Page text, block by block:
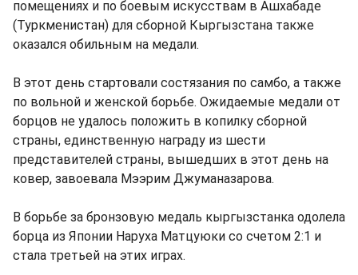
помещениях и по боевым искусствам в Ашхабаде
(Туркменистан) для сборной Кыргызстана также
оказался обильным на медали.
В этот день стартовали состязания по самбо, а также
по вольной и женской борьбе. Ожидаемые медали от
борцов не удалось положить в копилку сборной
страны, единственную награду из шести
представителей страны, вышедших в этот день на
ковер, завоевала Мээрим Джуманазарова.
В борьбе за бронзовую медаль кыргызстанка одолела
борца из Японии Наруха Матцуюки со счетом 2:1 и
стала третьей на этих играх.